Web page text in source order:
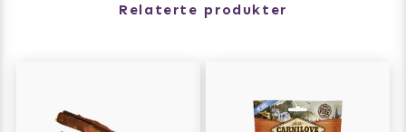
Relaterte produkter